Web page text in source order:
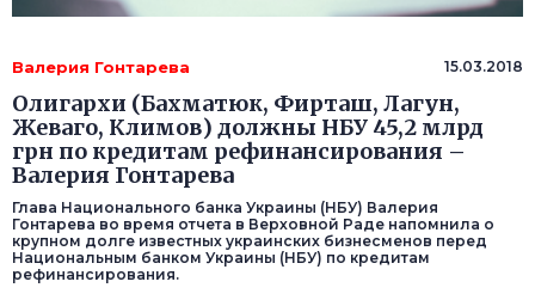
Валерия Гонтарева 15.03.2018
Олигархи (Бахматюк, Фирташ, Лагун,
Жеваго, Климов) должны НБУ 45,2 млрд
грн по кредитам рефинансирования –
Валерия Гонтарева
Глава Национального банка Украины (НБУ) Валерия
Гонтарева во время отчета в Верховной Раде напомнила о
крупном долге известных украинских бизнесменов перед
Национальным банком Украины (НБУ) по кредитам
рефинансирования.